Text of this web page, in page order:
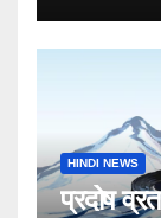
HINDI NEWS
प्रदोष